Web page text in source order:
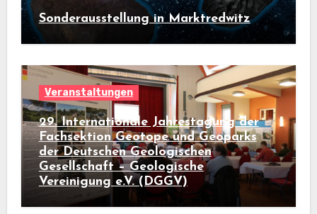
Sonderausstellung in Marktredwitz
Veranstaltungen
29. Internationale Jahrestagung der
Fachsektion Geotope und Geoparks
der Deutschen Geologischen
Gesellschaft – Geologische
Vereinigung e.V. (DGGV)